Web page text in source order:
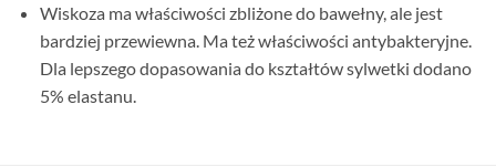
Wiskoza ma właściwości zbliżone do bawełny, ale jest
bardziej przewiewna. Ma też właściwości antybakteryjne.
Dla lepszego dopasowania do kształtów sylwetki dodano
5% elastanu.